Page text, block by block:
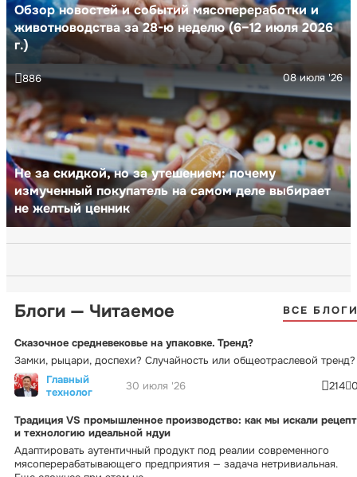
Обзор новостей и событий мясопереработки и
животноводства за 28-ю неделю (6–12 июля 2026
г.)
Не за скидкой, но за утешением: почему
измученный покупатель на самом деле выбирает
не желтый ценник
08 июля '26
886
Блоги — Читаемое ВСЕ
Сказочное средневековье на упаковке. Тренд?
Замки, рыцари, доспехи? Случайность или общеотраслевой тренд?
Главный
технолог
30 июля '26 214
Традиция VS промышленное производство: как мы искали рецепт
и технологию идеальной ндуи
Адаптировать аутентичный продукт под реалии современного
мясоперерабатывающего предприятия — задача нетривиальная.